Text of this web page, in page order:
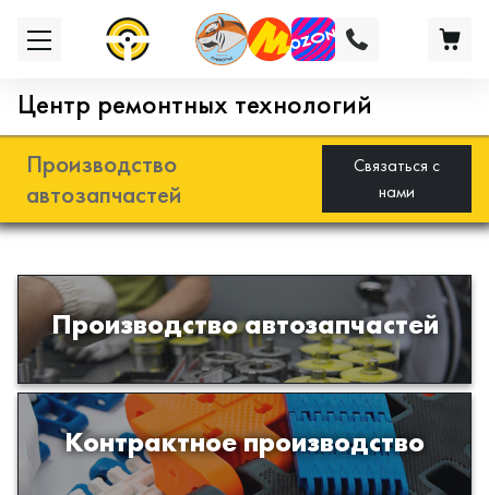
Центр ремонтных технологий
Производство
автозапчастей
Связаться с
нами
Производство автозапчастей
Разработка и производство деталей
из эластомеров для подвески
автомобиля
Контрактное производство
Производство изделий из пластиков
и полимеров по образцам либо
чертежам заказчика